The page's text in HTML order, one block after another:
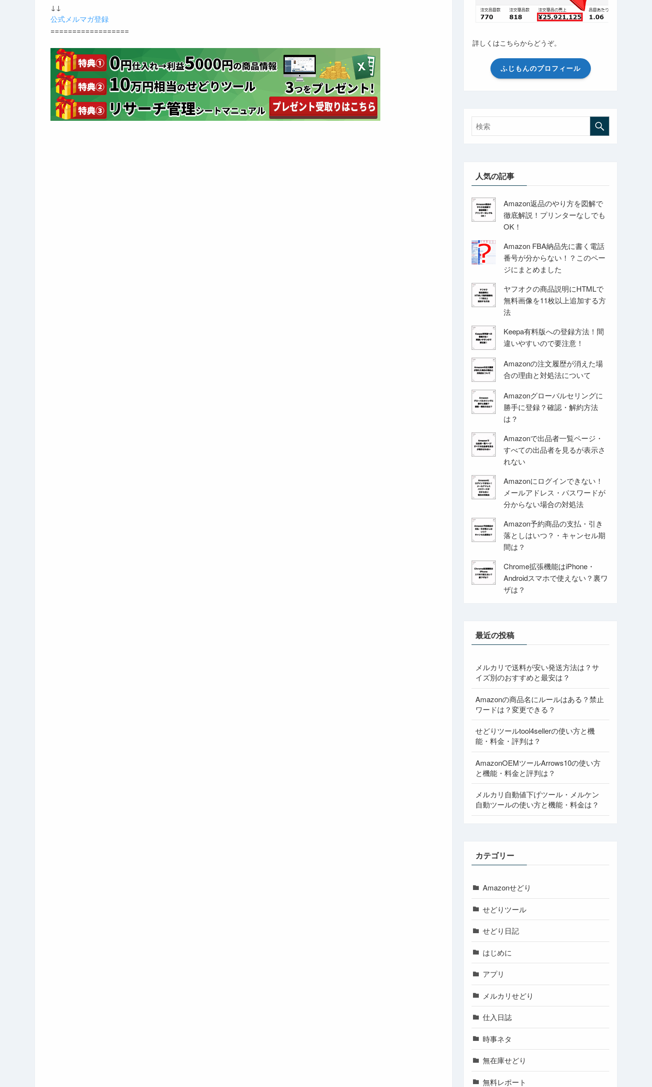
↓↓
公式メルマガ登録
==================
詳しくはこちらからどうぞ。
ふじもんのプロフィール
人気の記事
Amazon返品のやり方を図解で
徹底解説！プリンターなしでも
OK！
Amazon FBA納品先に書く電話
番号が分からない！？このペー
ジにまとめました
ヤフオクの商品説明にHTMLで
無料画像を11枚以上追加する方
法
Keepa有料版への登録方法！間
違いやすいので要注意！
Amazonの注文履歴が消えた場
合の理由と対処法について
Amazonグローバルセリングに
勝手に登録？確認・解約方法
は？
Amazonで出品者一覧ページ・
すべての出品者を見るが表示さ
れない
Amazonにログインできない！
メールアドレス・パスワードが
分からない場合の対処法
Amazon予約商品の支払・引き
落としはいつ？・キャンセル期
間は？
Chrome拡張機能はiPhone・
Androidスマホで使えない？裏ワ
ザは？
最近の投稿
メルカリで送料が安い発送方法は？サ
イズ別のおすすめと最安は？
Amazonの商品名にルールはある？禁止
ワードは？変更できる？
せどりツールtool4sellerの使い方と機
能・料金・評判は？
AmazonOEMツールArrows10の使い方
と機能・料金と評判は？
メルカリ自動値下げツール・メルケン
自動ツールの使い方と機能・料金は？
カテゴリー
Amazonせどり
せどりツール
せどり日記
はじめに
アプリ
メルカリせどり
仕入日誌
時事ネタ
無在庫せどり
無料レポート